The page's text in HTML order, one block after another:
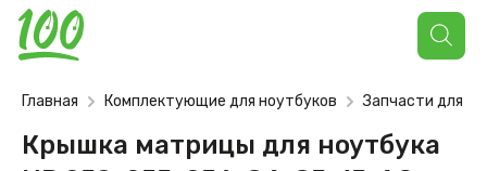
Поиск
товаров
Главная Комплектующие для ноутбуков Запчасти для
Крышка матрицы для ноутбука